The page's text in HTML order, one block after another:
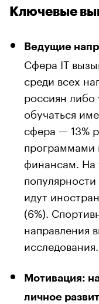
Ключевые
Ведущие
Сфера IT
среди всех
россиян
обучаться
сфера — 13%
программами
финансам. На
идут
(6%).
направления
исследования.
Мотивация:
личное